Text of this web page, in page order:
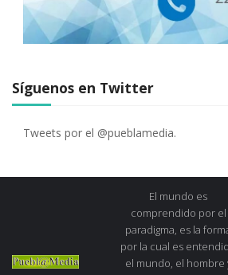
Síguenos en Twitter
Tweets por el @pueblamedia.
El mundo es
comprendido por el
paradigma, es la
por la cual es
el mundo, el hombre